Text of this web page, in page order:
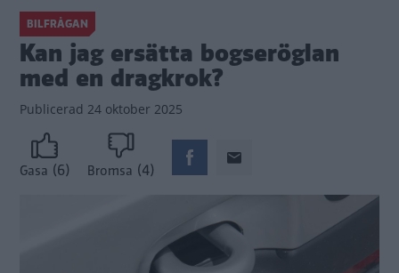
BILFRÅGAN
Kan jag ersätta bogseröglan
med en dragkrok?
Publicerad 24 oktober 2025
Gasa (6) Bromsa (4)